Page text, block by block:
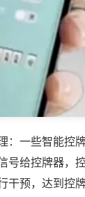
：一些智能控
号给控牌器，
预，达到控牌